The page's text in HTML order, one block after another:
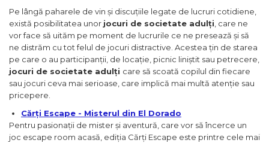
Jocuri de masa
Jocuri de societate in limba
romana
Vezi toate jocurile de societate
Pe lângă paharele de vin și discuțiile legate de lucruri cotidiene,
există posibilitatea unor jocuri de societate adulți , care ne
vor face să uităm pe moment de lucrurile ce ne presează și să
ne distrăm cu tot felul de jocuri distractive. Acestea țin de starea
pe care o au participanții, de locație, picnic liniștit sau petrecere,
jocuri de societate adulți care să scoată copilul din fiecare
sau jocuri ceva mai serioase, care implică mai multă atenție sau
pricepere.
Cărți Escape - Misterul din El Dorado
Pentru pasionații de mister și aventură, care vor să încerce un
joc escape room acasă, ediția Cărți Escape este printre cele mai